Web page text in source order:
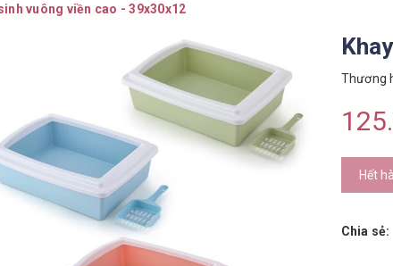
vuông viền cao - 39x30x12
Thương
Hết
Chia sẻ: